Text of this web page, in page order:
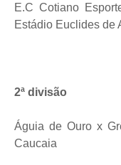
E.C Cotiano
Estádio Euclides de
2ª divisão
Águia de Ouro x
Caucaia